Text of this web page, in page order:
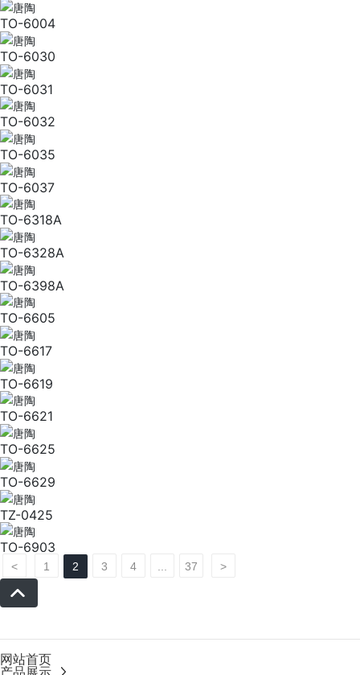
TO-6004
TO-6030
TO-6031
TO-6032
TO-6035
TO-6037
TO-6318A
TO-6328A
TO-6398A
TO-6605
TO-6617
TO-6619
TO-6621
TO-6625
TO-6629
TZ-0425
TO-6903
< 1 2 3 4 37 >
网站首页